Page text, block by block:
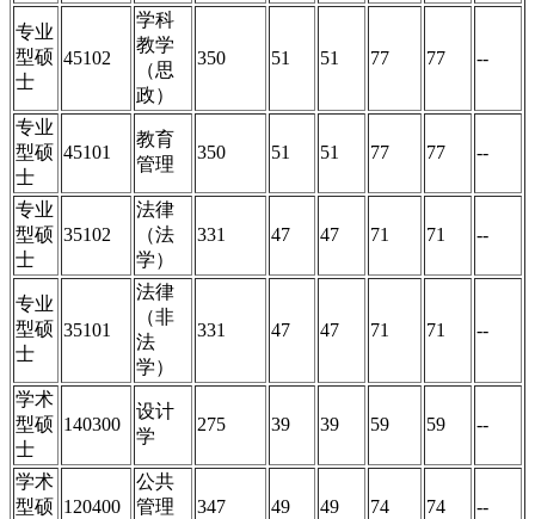
专业
型硕
士
45102
学科
教学
（思
政）
350 51 51 77 77 --
专业
型硕
士
45101
教育
管理
350 51 51 77 77 --
专业
型硕
士
35102
法律
（法
学）
331 47 47 71 71 --
专业
型硕
士
35101
法律
（非
法
学）
331 47 47 71 71 --
学术
型硕
士
140300
设计
学
275 39 39 59 59 --
学术
型硕 120400
公共
管理
347 49 49 74 74 --